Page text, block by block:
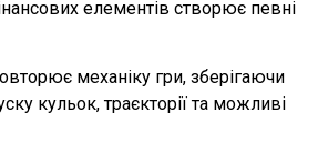
елементів створює певні
механіку гри, зберігаючи
кульок, траєкторії та можливі